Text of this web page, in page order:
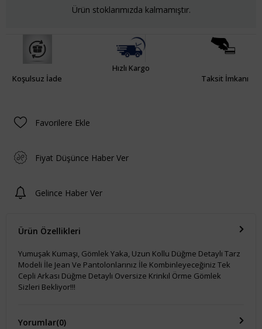
Ürün stoklarımızda kalmamıştır.
Koşulsuz İade
Hızlı Kargo
Taksit İmkanı
Favorilere Ekle
Fiyat Düşünce Haber Ver
Gelince Haber Ver
Ürün Özellikleri
Yumuşak Kumaşı, Gömlek Yaka, Uzun Kollu Düğme Detaylı Tarz
Modeli İle Jean Ve Pantolonlarınız İle Kombinleyeceğiniz Tek
Cepli Arkası Düğme Detaylı Oversize Krinkıl Örme Gömlek
Sizleri Bekliyor!!!
Yorumlar(0)